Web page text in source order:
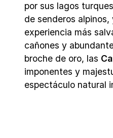
por sus lagos
de senderos alpinos,
experiencia más
cañones y
broche de oro, las
imponentes y
espectáculo natural